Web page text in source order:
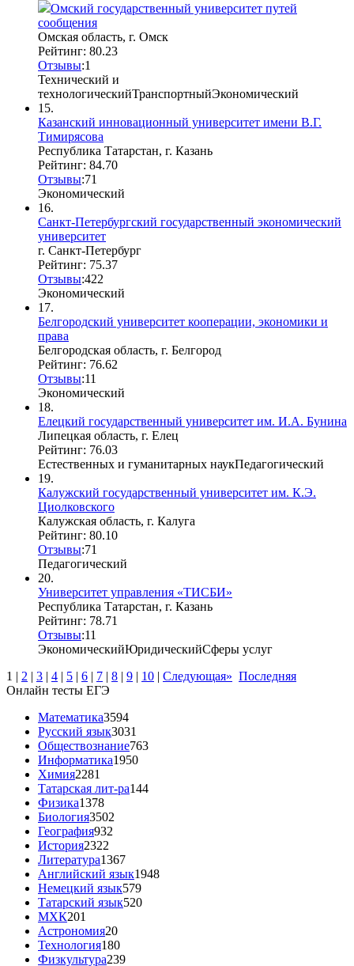
Омский государственный университет путей
сообщения
Омская область, г. Омск
Рейтинг: 80.23
Отзывы:1
Технический и
технологическийТранспортныйЭкономический
15.
Казанский инновационный университет имени В.Г.
Тимирясова
Республика Татарстан, г. Казань
Рейтинг: 84.70
Отзывы:71
Экономический
16.
Санкт-Петербургский государственный экономический
университет
г. Санкт-Петербург
Рейтинг: 75.37
Отзывы:422
Экономический
17.
Белгородский университет кооперации, экономики и
права
Белгородская область, г. Белгород
Рейтинг: 76.62
Отзывы:11
Экономический
18.
Елецкий государственный университет им. И.А. Бунина
Липецкая область, г. Елец
Рейтинг: 76.03
Естественных и гуманитарных наукПедагогический
19.
Калужский государственный университет им. К.Э.
Циолковского
Калужская область, г. Калуга
Рейтинг: 80.10
Отзывы:71
Педагогический
20.
Университет управления «ТИСБИ»
Республика Татарстан, г. Казань
Рейтинг: 78.71
Отзывы:11
ЭкономическийЮридическийСферы услуг
1 | 2 | 3 | 4 | 5 | 6 | 7 | 8 | 9 | 10 | Следующая» Последняя
Онлайн тесты ЕГЭ
Математика3594
Русский язык3031
Обществознание763
Информатика1950
Химия2281
Татарская лит-ра144
Физика1378
Биология3502
География932
История2322
Литература1367
Английский язык1948
Немецкий язык579
Татарский язык520
МХК201
Астрономия20
Технология180
Физкультура239